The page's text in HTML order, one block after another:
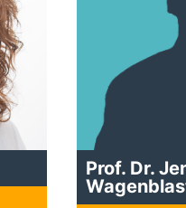
Prof. Dr.